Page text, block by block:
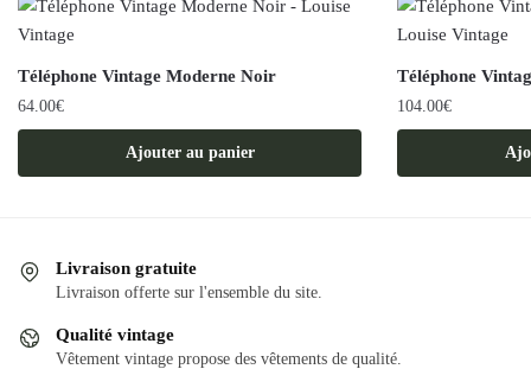
Téléphone Vintage Moderne Noir
64.00€
Ajouter au panier
Téléphone
104.00€
Livraison gratuite
Livraison offerte sur l'ensemble du site.
Qualité vintage
Vêtement vintage propose des vêtements de qualité.